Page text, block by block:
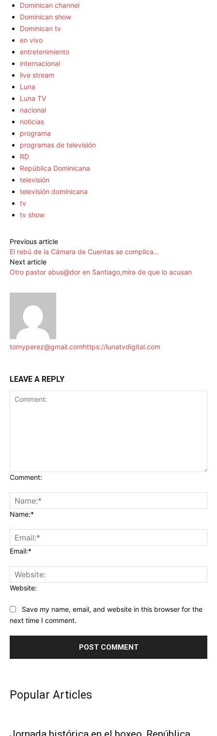
Dominican channel
Dominican show
Dominican tv
en vivo
entretenimiento
internacional
live stream
Luna
Luna TV
nacional
noticias
programa
programas de televisión
RD
República Dominicana
televisión
televisión dominicana
tv
tv show
Previous article
El rebú de la Cámara de Cuentas se complica…
Next article
Otro pastor abus@dor en Santiago,mira de que lo acusan
tomyperez@gmail.comhttps://lunatvdigital.com
LEAVE A REPLY
Comment:
Name:*
Email:*
Website:
Save my name, email, and website in this browser for the
next time I comment.
Popular Articles